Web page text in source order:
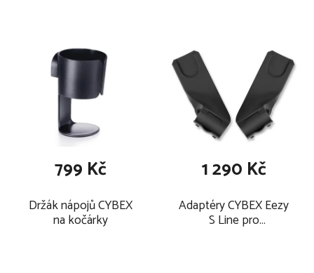
Držák nápojů CYBEX
na kočárky
799 Kč
Adaptéry CYBEX Eezy
S Line pro
1 290 Kč